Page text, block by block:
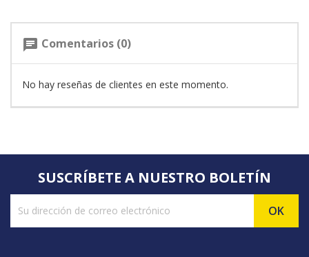
chat Comentarios (0)
No hay reseñas de clientes en este momento.
SUSCRÍBETE A NUESTRO BOLETÍN